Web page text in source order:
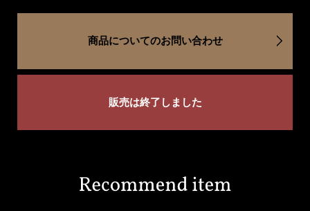
商品についてのお問い合わせ
販売は終了しました